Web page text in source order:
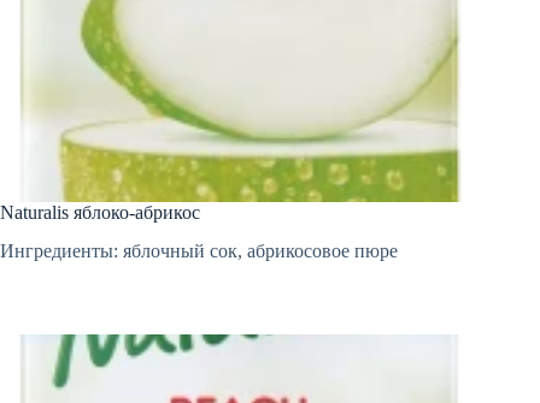
Naturalis яблоко-абрикос
Ингредиенты: яблочный сок, абрикосовое пюре